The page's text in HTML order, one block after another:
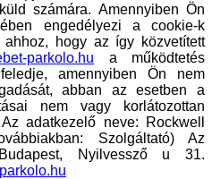
számára. Amennyiben Ön
engedélyezi a cookie-k
ahhoz, hogy az így közvetített
parkolo.hu a működtetés
amennyiben Ön nem
abban az esetben a
nem vagy korlátozottan
adatkezelő neve: Rockwell
Szolgáltató) Az
Nyilvessző u 31.